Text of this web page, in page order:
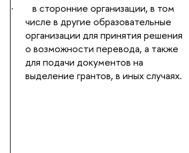
· в сторонние организации, в том
числе в другие образовательные
организации для принятия решения
о возможности перевода, а также
для подачи документов на
выделение грантов, в иных случаях.